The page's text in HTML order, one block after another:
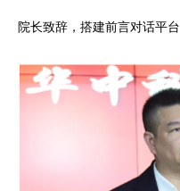
院长致辞，搭建前言对话平台